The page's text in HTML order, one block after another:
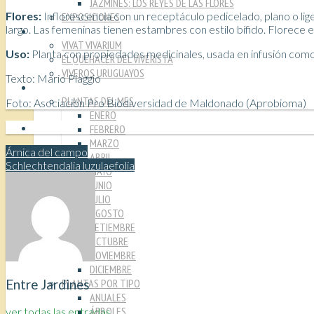
JAZMINES: LOS REYES DE LAS FLORES
EXPOSICIONES
VIVEROS
VIVAT VIVARIUM
EL QUEHACER DEL VIVERISTA
VIVEROS URUGUAYOS
PLANTAS
PLANTAS DEL MES
ENERO
FEBRERO
MARZO
ABRIL
MAYO
JUNIO
JULIO
AGOSTO
SETIEMBRE
OCTUBRE
NOVIEMBRE
DICIEMBRE
PLANTAS POR TIPO
ANUALES
ÁRBOLES
Flores: Inflorescencia con un receptáculo pedicelado, plano o
largo. Las femeninas tienen estambres con estilo bífido. Florece
Uso: Planta con propiedades medicinales, usada en infusión
Texto: Mario Piaggio
Foto: Asociación Pro Biodiversidad de Maldonado (Aprobioma)
Árnica del campo
Schlechtendalia luzulaefolia
Entre Jardines